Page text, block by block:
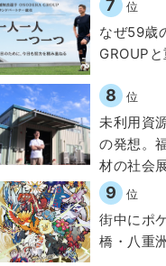
7 位
なぜ59歳
GROUP
8 位
未利用資
の発想。
材の社会
9 位
街中にポ
橋・八重